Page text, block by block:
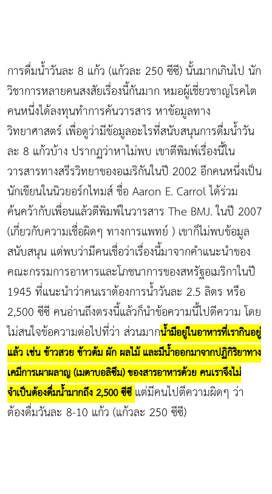
การดื่มน้ำวันละ 8 แก้ว (แก้วละ 250 ซีซี) นั้นมากเกินไป นัก
วิชาการหลายคนสงสัยเรื่องนี้กันมาก หมอผู้เชี่ยวชาญโรคไต
คนหนึ่งได้ลงทุนทำการค้นวารสาร หาข้อมูลทาง
วิทยาศาสตร์ เพื่อดูว่ามีข้อมูลอะไรที่สนับสนุนการดื่มน้ำวัน
ละ 8 แก้วบ้าง ปรากฏว่าหาไม่พบ เขาตีพิมพ์เรื่องนี้ใน
วารสารทางสรีรวิทยาของอเมริกันในปี 2002 อีกคนหนึ่งเป็น
นักเขียนในนิวยอร์กไทมส์ ชื่อ Aaron E. Carrol ได้ร่วม
ค้นคว้ากับเพื่อนแล้วตีพิมพ์ในวารสาร The BMJ. ในปี 2007
(เกี่ยวกับความเชื่อผิดๆ ทางการแพทย์ ) เขาก็ไม่พบข้อมูล
สนับสนุน แต่พบว่ามีคนเชื่อว่าเรื่องนี้มาจากคำแนะนำของ
คณะกรรมการอาหารและโภชนาการของสหรัฐอเมริกาในปี
1945 ที่แนะนำว่าคนเราต้องการน้ำวันละ 2.5 ลิตร หรือ
2,500 ซีซี คนอ่านถึงตรงนี้แล้วก็นำข้อความนี้ไปตีความ โดย
ไม่สนใจข้อความต่อไปที่ว่า ส่วนมากน้ำมีอยู่ในอาหารที่เรากินอยู่
แล้ว เช่น ข้าวสวย ข้าวต้ม ผัก ผลไม้ และมีน้ำออกมาจากปฏิกิริยาทาง
เคมีการเผาผลาญ (เมตาบอลิซึม) ของสารอาหารด้วย คนเราจึงไม่
จำเป็นต้องดื่มน้ำมากถึง 2,500 ซีซี แต่มีคนไปตีความผิดๆ ว่า
ต้องดื่มวันละ 8-10 แก้ว (แก้วละ 250 ซีซี)